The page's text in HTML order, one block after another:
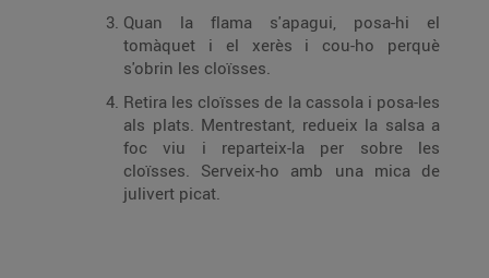
Quan la flama s'apagui, posa-hi el
tomàquet i el xerès i cou-ho perquè
s'obrin les cloïsses.
Retira les cloïsses de la cassola i posa-les
als plats. Mentrestant, redueix la salsa a
foc viu i reparteix-la per sobre les
cloïsses. Serveix-ho amb una mica de
julivert picat.